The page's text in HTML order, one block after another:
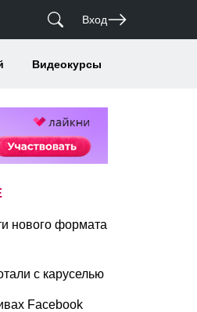
Вход
Видеокурсы
нового формата
с каруселью
Facebook